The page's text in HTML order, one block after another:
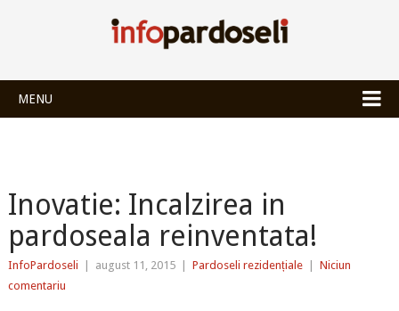
MENU
Inovatie: Incalzirea in
pardoseala reinventata!
InfoPardoseli august 11, 2015 Pardoseli rezidențiale
Niciun
comentariu